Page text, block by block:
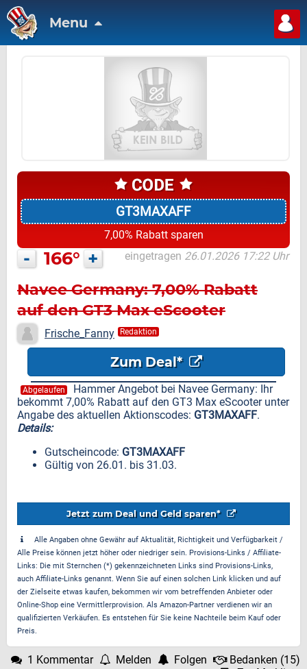
Menu
GT3MAXAFF
7,00% Rabatt sparen
- 166° + eingetragen 26.01.2026 17:22 Uhr
Navee Germany: 7,00% Rabatt
auf den GT3 Max eScooter
Frische_Fanny Redaktion
Zum Deal*
Abgelaufen
Hammer Angebot bei Navee Germany: Ihr
bekommt 7,00% Rabatt auf den GT3 Max eScooter unter
Angabe des aktuellen Aktionscodes: GT3MAXAFF.
Details:
Gutscheincode: GT3MAXAFF
Gültig von 26.01. bis 31.03.
Jetzt zum Deal und Geld sparen*
Alle Angaben ohne Gewähr auf Aktualität, Richtigkeit und Verfügbarkeit /
Alle Preise können jetzt höher oder niedriger sein. Provisions-Links / Affiliate-
Links: Die mit Sternchen (*) gekennzeichneten Links sind Provisions-Links,
auch Affiliate-Links genannt. Wenn Sie auf einen solchen Link klicken und auf
der Zielseite etwas kaufen, bekommen wir vom betreffenden Anbieter oder
Online-Shop eine Vermittlerprovision. Als Amazon-Partner verdienen wir an
qualifizierten Verkäufen. Es entstehen für Sie keine Nachteile beim Kauf oder
Preis.
1 Kommentar Melden Folgen Bedanken (15)